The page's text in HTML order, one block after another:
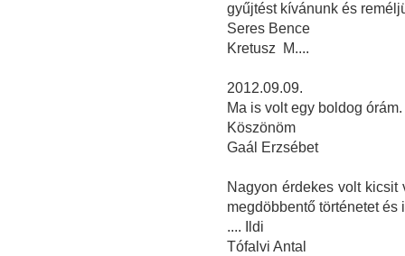
gyűjtést kívánunk és
Seres Bence
Kretusz M....
2012.09.09.
Ma is volt egy boldog
Köszönöm
Gaál Erzsébet
Nagyon érdekes volt
megdöbbentő történetet és
.... Ildi
Tófalvi Antal